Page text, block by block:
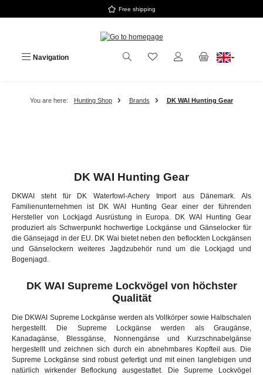
Free shipping
Navigation
You are here: Hunting Shop Brands DK WAI Hunting Gear
DK WAI Hunting Gear
DKWAI steht für DK Waterfowl-Achery Import aus Dänemark. Als
Familienunternehmen ist DK WAI Hunting Gear einer der führenden
Hersteller von Lockjagd Ausrüstung in Europa. DK WAI Hunting Gear
produziert als Schwerpunkt hochwertige Lockgänse und Gänselocker für
die Gänsejagd in der EU. DK Wai bietet neben den beflockten Lockgänsen
und Gänselockern weiteres Jagdzubehör rund um die Lockjagd und
Bogenjagd.
DK WAI Supreme Lockvögel von höchster
Qualität
Die DKWAI Supreme Lockgänse werden als Vollkörper sowie Halbschalen
hergestellt. Die Supreme Lockgänse werden als Graugänse,
Kanadagänse, Blessgänse, Nonnengänse und Kurzschnabelgänse
hergestellt und zeichnen sich durch ein abnehmbares Kopfteil aus. Die
Supreme Lockgänse sind robust gefertigt und mit einen langlebigen und
natürlich wirkender Beflockung ausgestattet. Die Supreme Lockvögel